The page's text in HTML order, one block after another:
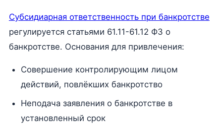
Субсидиарная ответственность при банкротстве
регулируется статьями 61.11-61.12 ФЗ о
банкротстве. Основания для привлечения:
Совершение контролирующим лицом
действий, повлёкших банкротство
Неподача заявления о банкротстве в
установленный срок